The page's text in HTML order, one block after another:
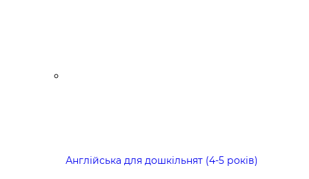
Англійська для дошкільнят (4-5 років)